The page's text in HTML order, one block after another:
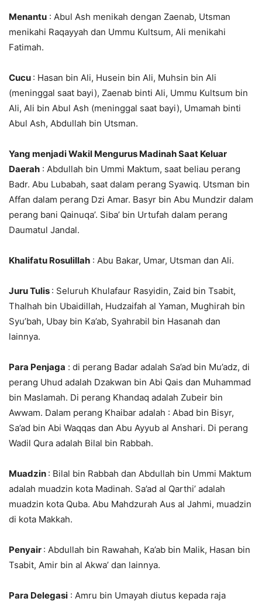
Menantu : Abul Ash menikah dengan Zaenab, Utsman
menikahi Raqayyah dan Ummu Kultsum, Ali menikahi
Fatimah.
Cucu : Hasan bin Ali, Husein bin Ali, Muhsin bin Ali
(meninggal saat bayi), Zaenab binti Ali, Ummu Kultsum bin
Ali, Ali bin Abul Ash (meninggal saat bayi), Umamah binti
Abul Ash, Abdullah bin Utsman.
Yang menjadi Wakil Mengurus Madinah Saat Keluar
Daerah : Abdullah bin Ummi Maktum, saat beliau perang
Badr. Abu Lubabah, saat dalam perang Syawiq. Utsman bin
Affan dalam perang Dzi Amar. Basyr bin Abu Mundzir dalam
perang bani Qainuqa’. Siba’ bin Urtufah dalam perang
Daumatul Jandal.
Khalifatu Rosulillah : Abu Bakar, Umar, Utsman dan Ali.
Juru Tulis : Seluruh Khulafaur Rasyidin, Zaid bin Tsabit,
Thalhah bin Ubaidillah, Hudzaifah al Yaman, Mughirah bin
Syu’bah, Ubay bin Ka’ab, Syahrabil bin Hasanah dan
lainnya.
Para Penjaga : di perang Badar adalah Sa’ad bin Mu’adz, di
perang Uhud adalah Dzakwan bin Abi Qais dan Muhammad
bin Maslamah. Di perang Khandaq adalah Zubeir bin
Awwam. Dalam perang Khaibar adalah : Abad bin Bisyr,
Sa’ad bin Abi Waqqas dan Abu Ayyub al Anshari. Di perang
Wadil Qura adalah Bilal bin Rabbah.
Muadzin : Bilal bin Rabbah dan Abdullah bin Ummi Maktum
adalah muadzin kota Madinah. Sa’ad al Qarthi’ adalah
muadzin kota Quba. Abu Mahdzurah Aus al Jahmi, muadzin
di kota Makkah.
Penyair : Abdullah bin Rawahah, Ka’ab bin Malik, Hasan bin
Tsabit, Amir bin al Akwa’ dan lainnya.
Para Delegasi : Amru bin Umayah diutus kepada raja